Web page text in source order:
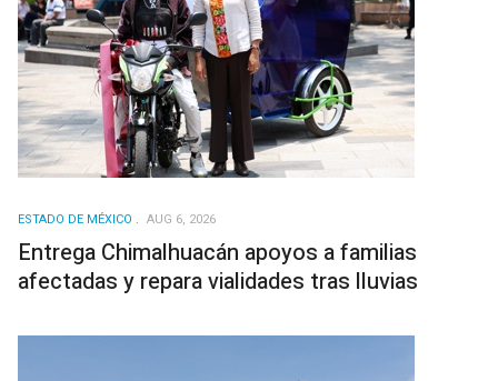
ESTADO DE MÉXICO AUG 6, 2026
Entrega Chimalhuacán apoyos a familias
afectadas y repara vialidades tras lluvias